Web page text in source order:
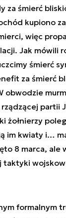
za śmierć
kupiono
więc
Jak mówili
śmierć
za śmierć
obwodzie
partii
żołnierzy
im kwiaty i…
8 marca, ale
formalnym